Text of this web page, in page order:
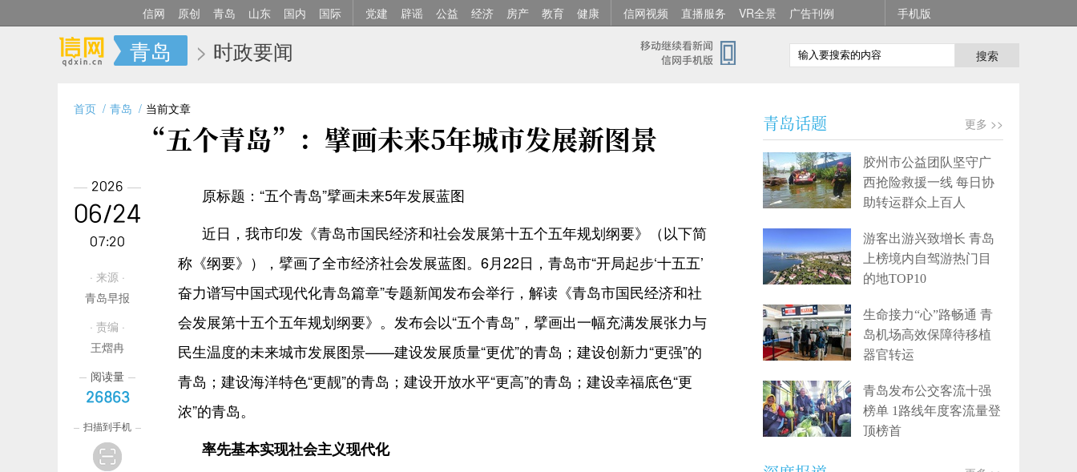
信网 原创 青岛 山东 国内 国际 党建 辟谣 公益 经济 房产 教育 健康 信网视频 直播服务 VR全景 广告刊例 手机版
青岛 > 时政要闻 搜索
首页 青岛 当前文章
“五个青岛”：擘画未来5年城市发展新图景
2026
06/24
07:20
· 来源 ·
青岛早报
· 责编 ·
王熠冉
阅读量
26863
扫描到手机
原标题：“五个青岛”擘画未来5年发展蓝图
近日，我市印发《青岛市国民经济和社会发展第十五个五年规划纲要》（以下简
称《纲要》），擘画了全市经济社会发展蓝图。6月22日，青岛市“开局起步‘十五五’
奋力谱写中国式现代化青岛篇章”专题新闻发布会举行，解读《青岛市国民经济和社
会发展第十五个五年规划纲要》。发布会以“五个青岛”，擘画出一幅充满发展张力与
民生温度的未来城市发展图景——建设发展质量“更优”的青岛；建设创新力“更强”的
青岛；建设海洋特色“更靓”的青岛；建设开放水平“更高”的青岛；建设幸福底色“更
浓”的青岛。
率先基本实现社会主义现代化
青岛话题 更多 >>
胶州市公益团队坚守广
西抢险救援一线 每日协
助转运群众上百人
游客出游兴致增长 青岛
上榜境内自驾游热门目
的地TOP10
生命接力“心”路畅通 青
岛机场高效保障待移植
器官转运
青岛发布公交客流十强
榜单 1路线年度客流量登
顶榜首